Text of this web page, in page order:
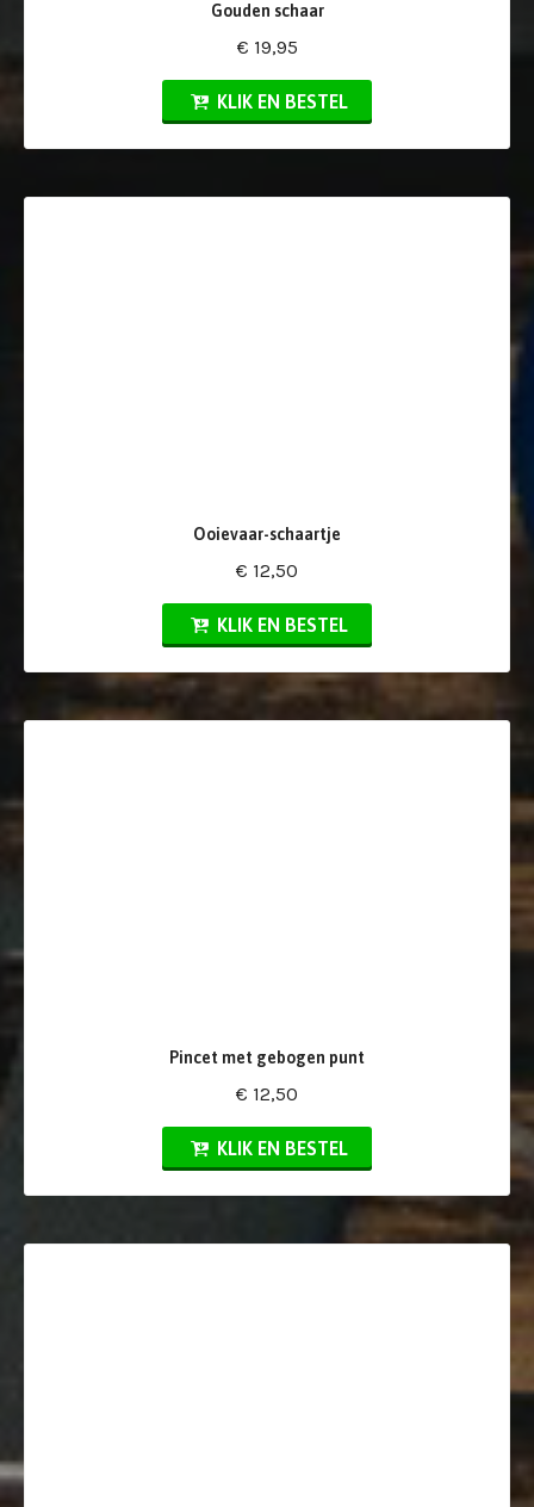
Gouden schaar
€ 19,95
KLIK EN BESTEL
Ooievaar-schaartje
€ 12,50
KLIK EN BESTEL
Pincet met gebogen punt
€ 12,50
KLIK EN BESTEL